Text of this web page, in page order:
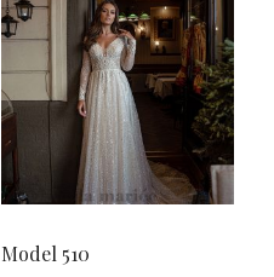
Model 510